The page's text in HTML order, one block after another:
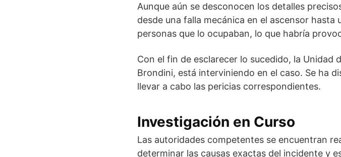
Aunque aún se desconocen los detalles
desde una falla mecánica en el ascensor
personas que lo ocupaban, lo que habría
Con el fin de esclarecer lo sucedido, la Unidad
Brondini, está interviniendo en el caso. Se ha
llevar a cabo las pericias correspondientes.
Investigación en Curso
Las autoridades competentes se encuentran
determinar las causas exactas del incidente y